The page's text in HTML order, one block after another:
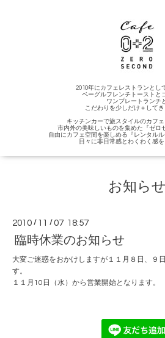
2010年にカフェレストランとし
ベーグルフレンチトーストと
ワンプレートランチ
こだわりを少しだけ＋してき
キッチンカーで旅スタイルのカフ
市内外の美味しいものを集めた『ゼロ
自由にカフェ空間を楽しめる『レンタル
日々に非日常感とわくわく感を
お知らせ
2010 / 11 /07 18:57
臨時休業のお知らせ
大変ご迷惑をおかけしますが１１月８日、９
す。
１１月10日（水）から営業開始となります。